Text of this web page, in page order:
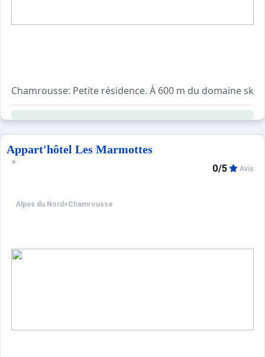
Chamrousse: Petite résidence. À 600 m du domaine
Appart'hôtel Les Marmottes
Alpes du Nord >Chamrousse
0/5 Avis